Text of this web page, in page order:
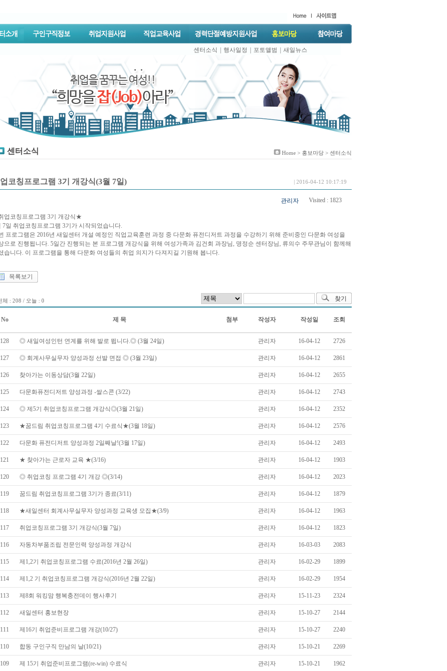
센터소식 행사일정 포토앨범 새일뉴스
센터소식 Home > 홍보마당 > 센터소식
코칭프로그램 3기 개강식(3월 7일) | 2016-04-12 10:17:19
관리자 Visited : 1823
업코칭프로그램 3기 개강식★
7일 취업코칭프로그램 3기가 시작되었습니다.
프로그램은 2016년 새일센터 개설 예정인 직업교육훈련 과정 중 다문화 퓨전디저트 과정을 수강하기 위해 준비중인 다문화 여성을
으로 진행됩니다. 5일간 진행되는 본 프로그램 개강식을 위해 여성가족과 김건회 과장님, 명정순 센터장님, 류의수 주무관님이 함께해
습니다. 이 프로그램을 통해 다문화 여성들의 취업 의지가 다져지길 기원해 봅니다.
목록보기
체 : 208 / 오늘 : 0
No 제 목 첨부 작성자 작성일 조회
128 ◎ 새일여성인턴 연계를 위해 발로 뜁니다.◎ (3월 24일) 관리자 16-04-12 2726
127 ◎ 회계사무실무자 양성과정 선발 면접 ◎ (3월 23일) 관리자 16-04-12 2861
126 찾아가는 이동상담(3월 22일) 관리자 16-04-12 2655
125 다문화퓨전디저트 양성과정 -쌀스콘 (3/22) 관리자 16-04-12 2743
124 ◎ 제5기 취업코칭프로그램 개강식◎(3월 21일) 관리자 16-04-12 2352
123 ★꿈드림 취업코칭프로그램 4기 수료식★(3월 18일) 관리자 16-04-12 2576
122 다문화 퓨전디저트 양성과정 2일째날!(3월 17일) 관리자 16-04-12 2493
121 ★ 찾아가는 근로자 교육 ★(3/16) 관리자 16-04-12 1903
120 ◎ 취업코칭 프로그램 4기 개강 ◎(3/14) 관리자 16-04-12 2023
119 꿈드림 취업코칭프로그램 3기가 종료(3/11) 관리자 16-04-12 1879
118 ★새일센터 회계사무실무자 양성과정 교육생 모집★(3/9) 관리자 16-04-12 1963
117 취업코칭프로그램 3기 개강식(3월 7일) 관리자 16-04-12 1823
116 자동차부품조립 전문인력 양성과정 개강식 관리자 16-03-03 2083
115 제1,2기 취업코칭프로그램 수료(2016년 2월 26일) 관리자 16-02-29 1899
114 제1,2 기 취업코칭프로그램 개강식(2016년 2월 22일) 관리자 16-02-29 1954
113 제8회 워킹맘 행복충전데이 행사후기 관리자 15-11-23 2324
112 새일센터 홍보현장 관리자 15-10-27 2144
111 제16기 취업준비프로그램 개강(10/27) 관리자 15-10-27 2240
110 합동 구인구직 만남의 날(10/21) 관리자 15-10-21 2269
109 제 15기 취업준비프로그램(re-win) 수료식 관리자 15-10-21 1962